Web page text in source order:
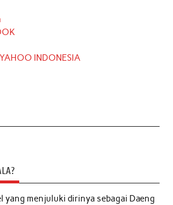
INDONESIA
yang menjuluki dirinya sebagai Daeng